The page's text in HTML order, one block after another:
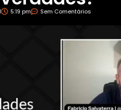
5:19 pm Sem Comentários